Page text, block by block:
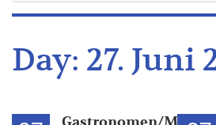
Day: 27. Juni